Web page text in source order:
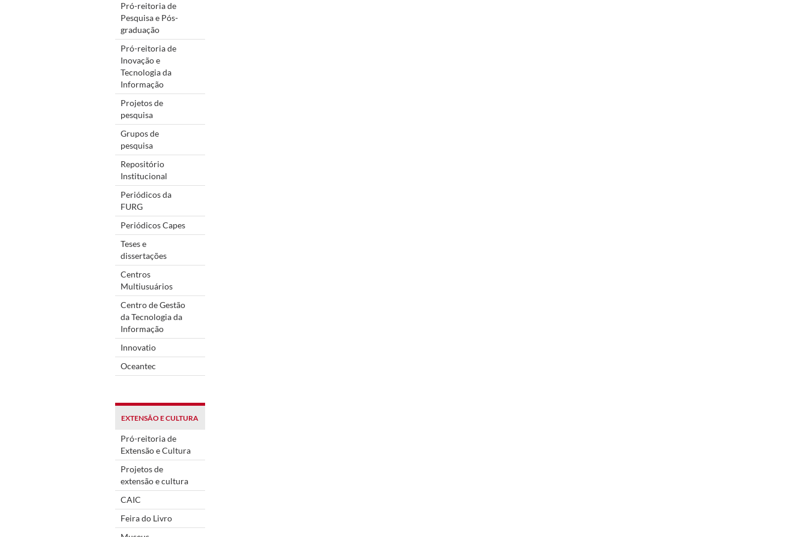
Pró-reitoria de
Pesquisa e Pós-
graduação
Pró-reitoria de
Inovação e
Tecnologia da
Informação
Projetos de
pesquisa
Grupos de
pesquisa
Repositório
Institucional
Periódicos da
FURG
Periódicos Capes
Teses e
dissertações
Centros
Multiusuários
Centro de Gestão
da Tecnologia da
Informação
Innovatio
Oceantec
EXTENSÃO E CULTURA
Pró-reitoria de
Extensão e Cultura
Projetos de
extensão e cultura
CAIC
Feira do Livro